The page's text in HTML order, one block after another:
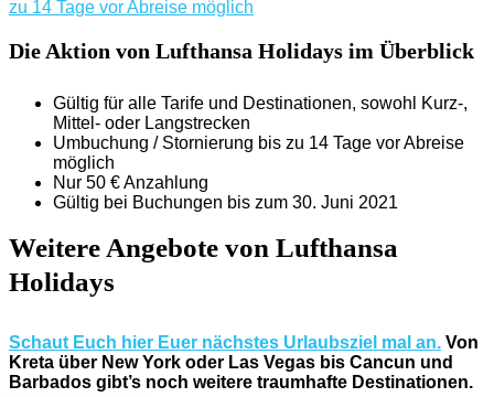
Die Aktion von Lufthansa Holidays im Überblick
Gültig für alle Tarife und Destinationen, sowohl Kurz-,
Mittel- oder Langstrecken
Umbuchung / Stornierung bis zu 14 Tage vor Abreise
möglich
Nur 50 € Anzahlung
Gültig bei Buchungen bis zum 30. Juni 2021
Weitere Angebote von Lufthansa
Holidays
Schaut Euch hier Euer nächstes Urlaubsziel mal an. Von
Kreta über New York oder Las Vegas bis Cancun und
Barbados gibt’s noch weitere traumhafte Destinationen.